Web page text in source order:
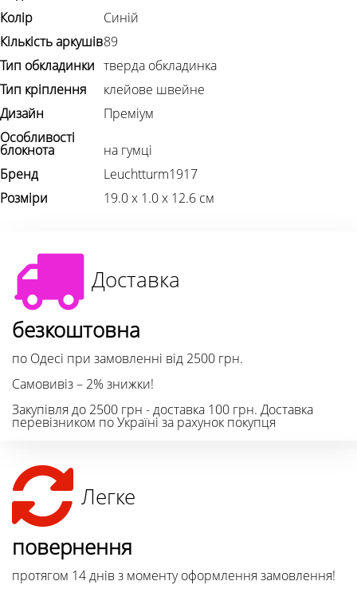
Колір
Синій
Кількість аркушів89
Тип обкладинки тверда обкладинка
Тип кріплення
клейове швейне
Дизайн
Преміум
Особливості
блокнота
на гумці
Бренд
Leuchtturm1917
Розміри
19.0 х 1.0 х 12.6 см
Доставка
безкоштовна
по Одесі при замовленні від 2500 грн.
Самовивіз – 2% знижки!
Закупівля до 2500 грн - доставка 100 грн. Доставка
перевізником по Україні за рахунок покупця
Легке
повернення
протягом 14 днів з моменту оформлення замовлення!